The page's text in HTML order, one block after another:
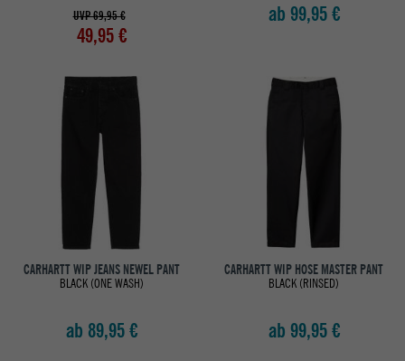
UVP 69,95 €
49,95 €
ab 99,95 €
CARHARTT WIP JEANS NEWEL PANT
BLACK (ONE WASH)
ab 89,95 €
CARHARTT WIP HOSE MASTER PANT
BLACK (RINSED)
ab 99,95 €